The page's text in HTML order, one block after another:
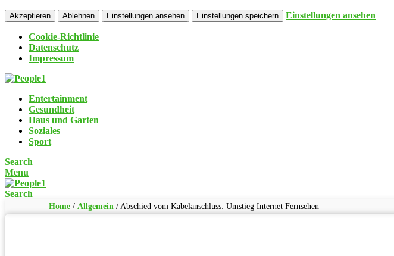
Akzeptieren Ablehnen Einstellungen ansehen Einstellungen speichern Einstellungen ansehen
Cookie-Richtlinie
Datenschutz
Impressum
Entertainment
Gesundheit
Haus und Garten
Soziales
Sport
Search
Menu
Search
Home / Allgemein / Abschied vom Kabelanschluss: Umstieg Internet Fernsehen